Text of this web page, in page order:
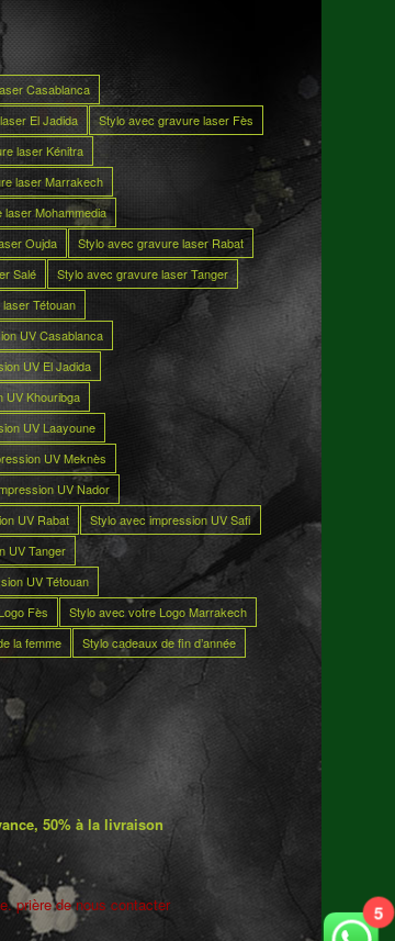
Casablanca
El Jadida
Stylo avec gravure laser Fès
laser Kénitra
laser Marrakech
Mohammedia
Oujda
Stylo avec gravure laser Rabat
Salé
Stylo avec gravure laser Tanger
Tétouan
UV Casablanca
UV El Jadida
UV Khouribga
UV Laayoune
UV Meknès
UV Nador
UV Rabat
Stylo avec impression UV Safi
UV Tanger
UV Tétouan
Fès
Stylo avec votre Logo Marrakech
la femme
Stylo cadeaux de fin d’année
50% à la livraison
prière de nous contacter 5